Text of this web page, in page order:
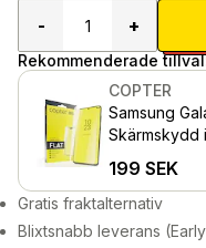
-
+
Rekommenderade
COPTER
Samsung
Skärmskydd
199 SEK
Gratis fraktalternativ
Blixtsnabb leverans